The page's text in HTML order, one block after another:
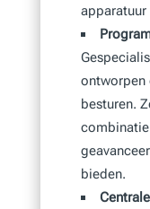
apparatuur
ontworpen
besturen.
combinatie
bieden.